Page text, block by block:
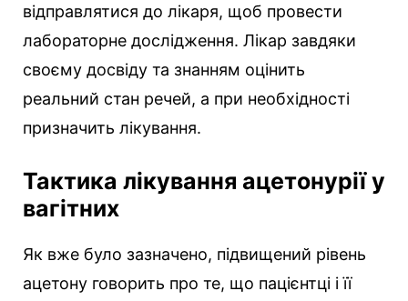
відправлятися до лікаря, щоб провести
лабораторне дослідження. Лікар завдяки
своєму досвіду та знанням оцінить
реальний стан речей, а при необхідності
призначить лікування.
Тактика лікування ацетонурії у
вагітних
Як вже було зазначено, підвищений рівень
ацетону говорить про те, що пацієнтці і її